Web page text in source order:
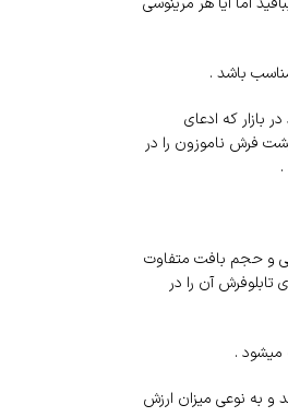
باشد .
و زیرپایی موجود در بازار که ادعای
فرش ناموزون را در
و حجم بافت متفاوت
آن را در
میشود .
و به نوعی میزان ارزش